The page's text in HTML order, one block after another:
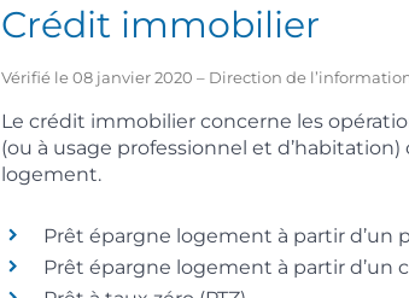
Crédit immobilier
Vérifié le 08 janvier 2020 – Direction de
Le crédit immobilier concerne les
(ou à usage professionnel et
logement.
Prêt épargne logement à partir d’un
Prêt épargne logement à partir d’un